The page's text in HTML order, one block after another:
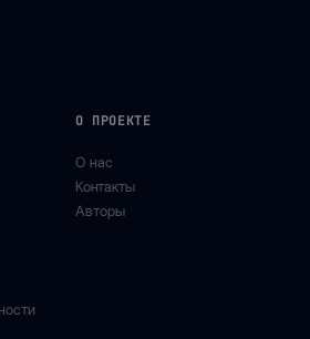
О ПРОЕКТЕ
О нас
Контакты
Авторы